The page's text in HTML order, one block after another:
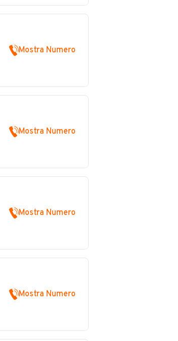
Mostra Numero
Mostra Numero
Mostra Numero
Mostra Numero